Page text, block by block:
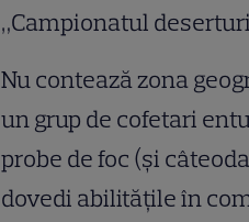
„Campionatul
Nu contează zona
un grup de cofetari
probe de foc (și
dovedi abilitățile în